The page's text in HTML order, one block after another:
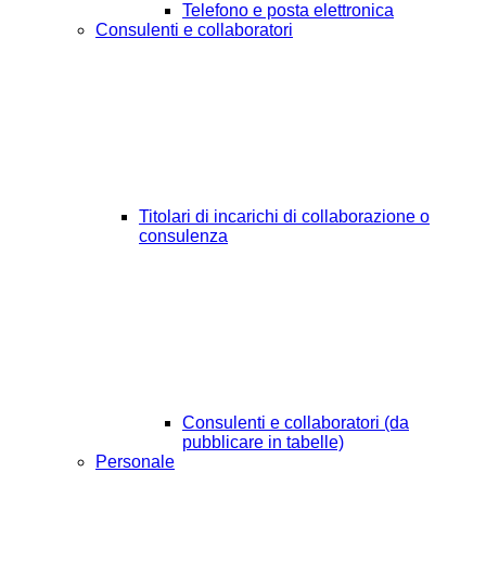
Telefono e posta elettronica
Consulenti e collaboratori
Titolari di incarichi di collaborazione o
consulenza
Consulenti e collaboratori (da
pubblicare in tabelle)
Personale